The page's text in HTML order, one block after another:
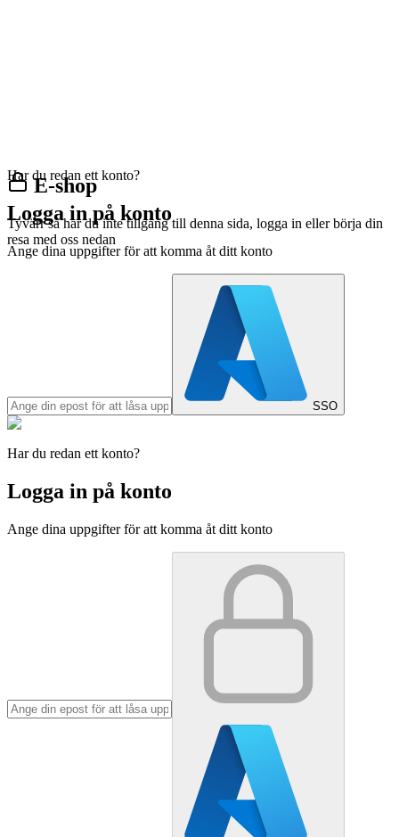
E-shop
Tyvärr så har du inte tillgång till denna sida, logga in eller börja din
resa med oss nedan
Har du redan ett konto?
Logga in på konto
Ange dina uppgifter för att komma åt ditt konto
SSO
Har du redan ett konto?
Logga in på konto
Ange dina uppgifter för att komma åt ditt konto